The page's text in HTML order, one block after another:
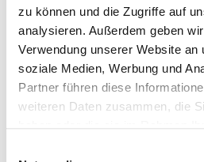
zu können und die Zugriffe auf
analysieren. Außerdem geben
Verwendung unserer Website an
soziale Medien, Werbung und
Partner führen diese
weiteren Daten zusammen, die
Lead-to-Cash (L2C)
Dieser Bericht richtet sich an
Entscheider
, die Lead-to-Cash
Kernprozess strategisch neu